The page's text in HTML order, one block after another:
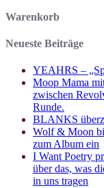
Warenkorb
Neueste Beiträge
YEAHRS –
Moop Mama
zwischen
Runde.
BLANKS
Wolf & Moon
zum Album ein
I Want Poetry
über das, was
in uns tragen